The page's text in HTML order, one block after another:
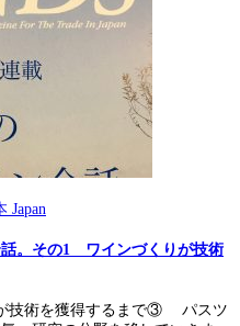
Japan
話。その1 ワインづくりが技術
技術を獲得するまで③ パスツ